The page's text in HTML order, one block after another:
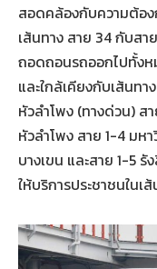
สอดคล้องกับความต้อง
เส้นทาง สาย 34 กับสา
ถอดถอนรถออกไปทั้งห
และใกล้เคียงกับเส้นท
หัวลำโพง (ทางด่วน)
หัวลำโพง สาย 1-4 ม
บางเขน และสาย 1-5
ให้บริการประชาชนใน